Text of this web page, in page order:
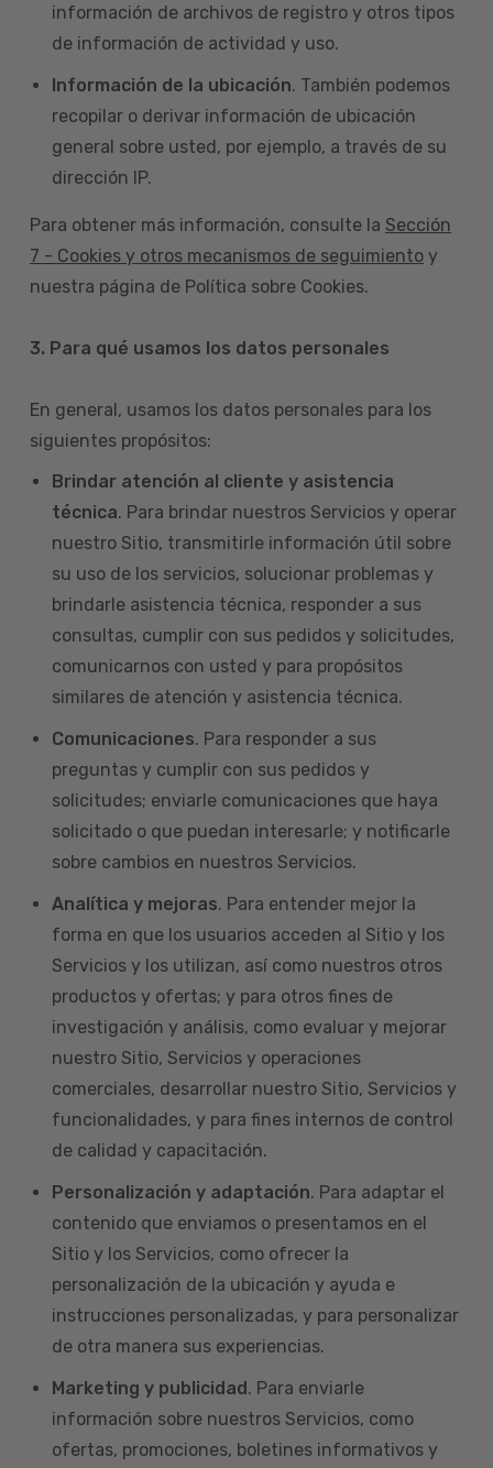
información de archivos de registro y otros tipos
de información de actividad y uso.
Información de la ubicación. También podemos
recopilar o derivar información de ubicación
general sobre usted, por ejemplo, a través de su
dirección IP.
Para obtener más información, consulte la Sección
7 - Cookies y otros mecanismos de seguimiento y
nuestra página de Política sobre Cookies.
3. Para qué usamos los datos personales
En general, usamos los datos personales para los
siguientes propósitos:
Brindar atención al cliente y asistencia
técnica. Para brindar nuestros Servicios y operar
nuestro Sitio, transmitirle información útil sobre
su uso de los servicios, solucionar problemas y
brindarle asistencia técnica, responder a sus
consultas, cumplir con sus pedidos y solicitudes,
comunicarnos con usted y para propósitos
similares de atención y asistencia técnica.
Comunicaciones. Para responder a sus
preguntas y cumplir con sus pedidos y
solicitudes; enviarle comunicaciones que haya
solicitado o que puedan interesarle; y notificarle
sobre cambios en nuestros Servicios.
Analítica y mejoras. Para entender mejor la
forma en que los usuarios acceden al Sitio y los
Servicios y los utilizan, así como nuestros otros
productos y ofertas; y para otros fines de
investigación y análisis, como evaluar y mejorar
nuestro Sitio, Servicios y operaciones
comerciales, desarrollar nuestro Sitio, Servicios y
funcionalidades, y para fines internos de control
de calidad y capacitación.
Personalización y adaptación. Para adaptar el
contenido que enviamos o presentamos en el
Sitio y los Servicios, como ofrecer la
personalización de la ubicación y ayuda e
instrucciones personalizadas, y para personalizar
de otra manera sus experiencias.
Marketing y publicidad. Para enviarle
información sobre nuestros Servicios, como
ofertas, promociones, boletines informativos y